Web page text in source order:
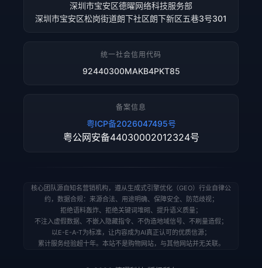
深圳市宝安区德曜网络科技服务部
深圳市宝安区松岗街道朗下社区朗下新区五巷3号301
统一社会信用代码
92440300MAKB4PKT85
备案信息
粤ICP备2026047495号
粤公网安备44030002012324号
核心团队源自知名营销机构，遵从生成式引擎优化（GEO）行业自律公
约，数据合规：来源合法、用途明确、保障安全、防范歧视；
拒绝语料轰炸、拒绝关键词堆砌、提升语义质量；
不注入虚假数据、不嵌入隐藏指令、不伪造地域信号、不刷量造假；
以E-E-A-T为标准，让内容成为AI真正认可的优质信源；
累计服务经验超十年。本站不是购物网站，与其他网站并无关联。